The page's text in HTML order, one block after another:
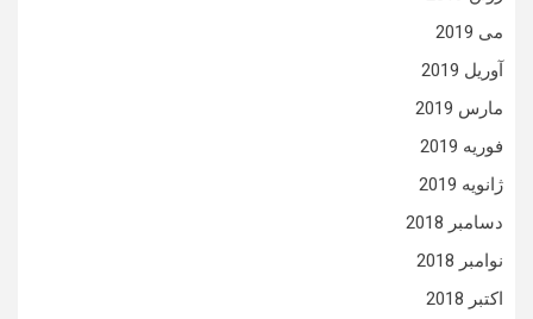
می 2019
آوریل 2019
مارس 2019
فوریه 2019
ژانویه 2019
دسامبر 2018
نوامبر 2018
اکتبر 2018